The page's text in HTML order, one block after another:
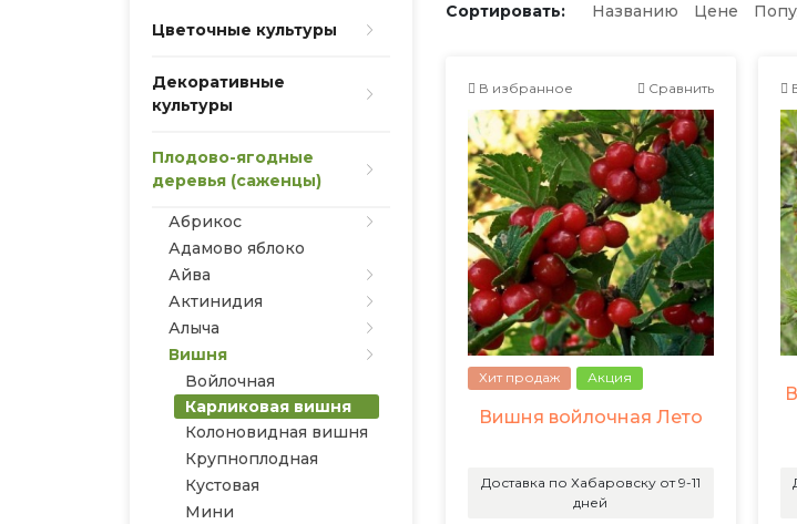
Цветочные культуры
Декоративные
культуры
Плодово-ягодные
деревья (саженцы)
Абрикос
Адамово яблоко
Айва
Актинидия
Алыча
Вишня
Войлочная
Карликовая вишня
Колоновидная вишня
Крупноплодная
Кустовая
Мини
Сортировать: Названию Цене
В избранное Сравнить
Хит продаж Акция
Вишня войлочная Лето
Доставка по Хабаровску от 9-11
дней